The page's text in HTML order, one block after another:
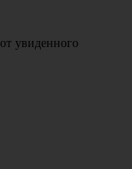
увиденного